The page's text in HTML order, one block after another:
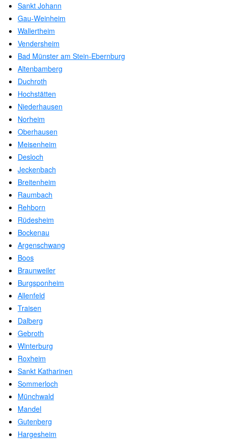
Sankt Johann
Gau-Weinheim
Wallertheim
Vendersheim
Bad Münster am Stein-Ebernburg
Altenbamberg
Duchroth
Hochstätten
Niederhausen
Norheim
Oberhausen
Meisenheim
Desloch
Jeckenbach
Breitenheim
Raumbach
Rehborn
Rüdesheim
Bockenau
Argenschwang
Boos
Braunweiler
Burgsponheim
Allenfeld
Traisen
Dalberg
Gebroth
Winterburg
Roxheim
Sankt Katharinen
Sommerloch
Münchwald
Mandel
Gutenberg
Hargesheim